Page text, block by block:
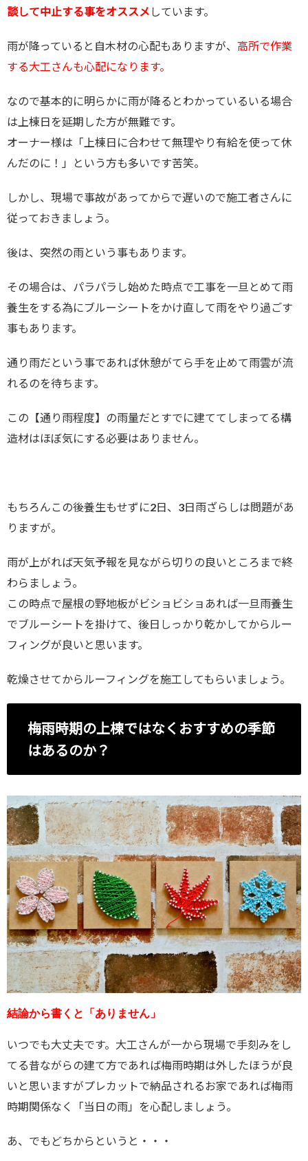
談して中止する事をオススメ しています。
雨が降っていると自木材の心配もありますが、 高所で作業
する大工さんも心配になります。
なので基本的に明らかに雨が降るとわかっているいる場合
は上棟日を延期した方が無難です。
オーナー様は「上棟日に合わせて無理やり有給を使って休
んだのに！」という方も多いです苦笑。
しかし、現場で事故があってからで遅いので施工者さんに
従っておきましょう。
後は、突然の雨という事もあります。
その場合は、パラパラし始めた時点で工事を一旦とめて雨
養生をする為にブルーシートをかけ直して雨をやり過ごす
事もあります。
通り雨だという事であれば休憩がてら手を止めて雨雲が流
れるのを待ちます。
この【通り雨程度】の雨量だとすでに建ててしまってる構
造材はほぼ気にする必要はありません。
もちろんこの後養生もせずに2日、3日雨ざらしは問題があ
りますが。
雨が上がれば天気予報を見ながら切りの良いところまで終
わらましょう。
この時点で屋根の野地板がビショビショあれば一旦雨養生
でブルーシートを掛けて、後日しっかり乾かしてからルー
フィングが良いと思います。
乾燥させてからルーフィングを施工してもらいましょう。
梅雨時期の上棟ではなくおすすめの季節
はあるのか？
結論から書くと「ありません」
いつでも大丈夫です。大工さんが一から現場で手刻みをし
てる昔ながらの建て方であれば梅雨時期は外したほうが良
いと思いますがプレカットで納品されるお家であれば梅雨
時期関係なく「当日の雨」を心配しましょう。
あ、でもどちからというと・・・